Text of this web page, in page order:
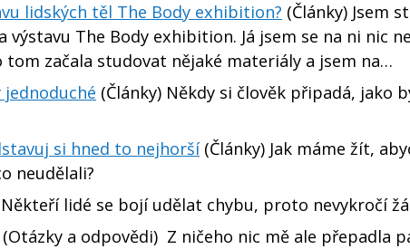
lidských těl The Body exhibition? (Články) Jsem
The Body exhibition. Já jsem se na ni nic
začala studovat nějaké materiály a jsem na…
jednoduché (Články) Někdy si člověk připadá, jako
si hned to nejhorší(Články) Jak máme žít,
neudělali?
lidé se bojí udělat chybu, proto nevykročí
a odpovědi) Z ničeho nic mě ale přepadla